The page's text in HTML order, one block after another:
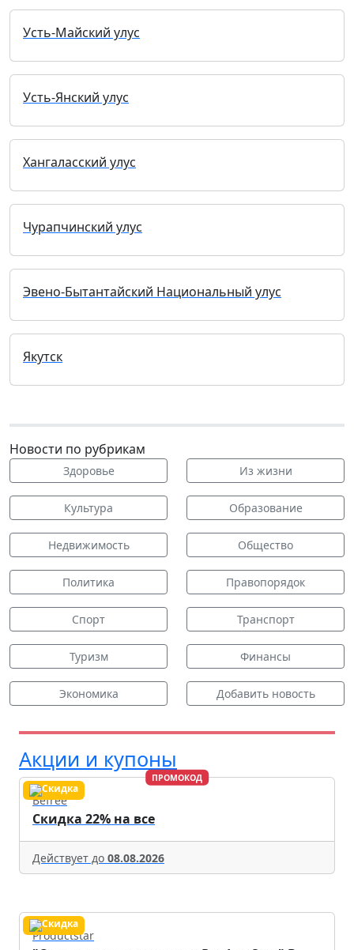
Усть-Майский улус
Усть-Янский улус
Хангаласский улус
Чурапчинский улус
Эвено-Бытантайский Национальный улус
Якутск
Новости по рубрикам
Здоровье Из жизни
Культура Образование
Недвижимость Общество
Политика Правопорядок
Спорт Транспорт
Туризм Финансы
Экономика Добавить новость
Акции и купоны
ПРОМОКОД
Befree
Скидка 22% на все
Действует до 08.08.2026
Productstar